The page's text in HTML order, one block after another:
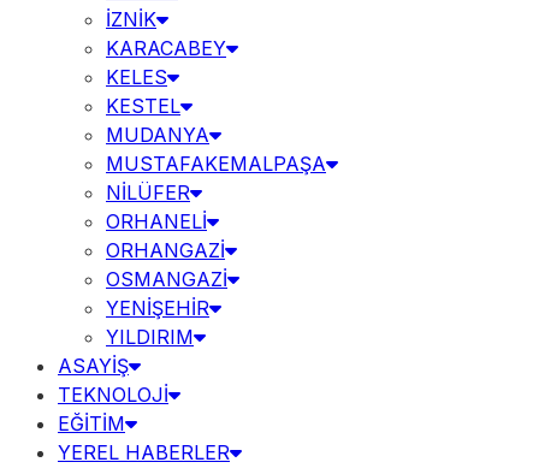
İZNİK
KARACABEY
KELES
KESTEL
MUDANYA
MUSTAFAKEMALPAŞA
NİLÜFER
ORHANELİ
ORHANGAZİ
OSMANGAZİ
YENİŞEHİR
YILDIRIM
ASAYİŞ
TEKNOLOJİ
EĞİTİM
YEREL HABERLER